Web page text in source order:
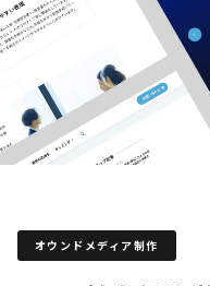
オウンドメディア制作